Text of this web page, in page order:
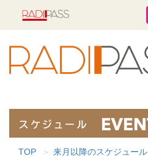
TOP 来月以降のスケジュール